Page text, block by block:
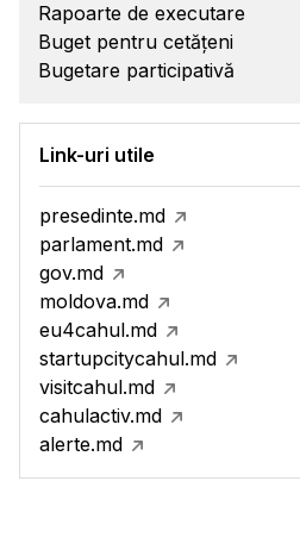
Rapoarte de executare
Buget pentru cetățeni
Bugetare participativă
Link-uri utile
presedinte.md
parlament.md
gov.md
moldova.md
eu4cahul.md
startupcitycahul.md
visitcahul.md
cahulactiv.md
alerte.md